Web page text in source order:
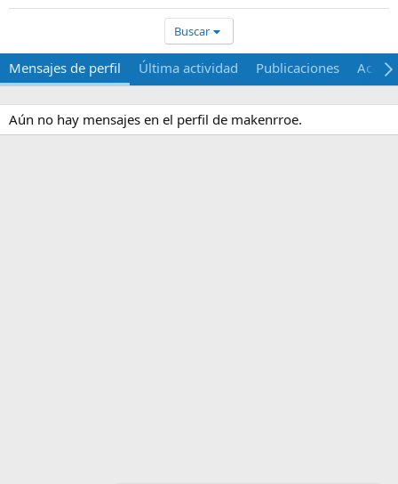
Buscar
Mensajes de perfil Última actividad Publicaciones Acerca
Aún no hay mensajes en el perfil de makenrroe.